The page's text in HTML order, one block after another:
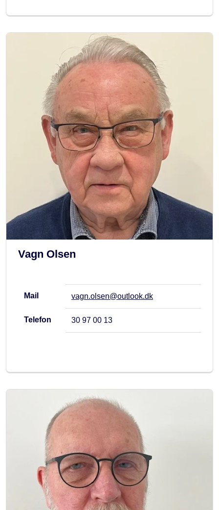
Vagn Olsen
Mail vagn.olsen@outlook.dk
Telefon 30 97 00 13